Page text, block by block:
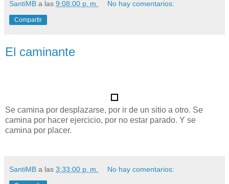
SantiMB a las 9:08:00 p. m. No hay comentarios:
Compartir
El caminante
Se camina por desplazarse, por ir de un sitio a otro. Se
camina por hacer ejercicio, por no estar parado. Y se
camina por placer.
SantiMB a las 3:33:00 p. m. No hay comentarios: